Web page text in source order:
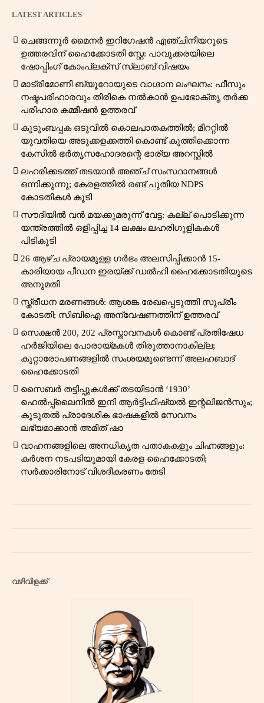
LATEST ARTICLES
ചെങ്ങന്നൂർ മൈനർ ഇറിഗേഷൻ എഞ്ചിനീയറുടെ
ഉത്തരവിന് ഹൈക്കോടതി സ്റ്റേ: പാവുക്കരയിലെ
ഷോപ്പിംഗ് കോംപ്ലക്സ് സ്ലാബ് വിഷയം
മാട്രിമോണി ബ്യൂറോയുടെ വാഗ്ദാന ലംഘനം: ഫീസും
നഷ്ടപരിഹാരവും തിരികെ നൽകാൻ ഉപഭോക്തൃ തർക്ക
പരിഹാര കമ്മീഷൻ ഉത്തരവ്
കുടുംബപ്പക ഒടുവിൽ കൊലപാതകത്തിൽ; മീററ്റിൽ
യുവതിയെ അടുക്കളക്കത്തി കൊണ്ട് കുത്തിക്കൊന്ന
കേസിൽ ഭർതൃസഹോദരന്റെ ഭാര്യ അറസ്റ്റിൽ
ലഹരിക്കടത്ത് തടയാൻ അഞ്ച് സംസ്ഥാനങ്ങൾ
ഒന്നിക്കുന്നു; കേരളത്തിൽ രണ്ട് പുതിയ NDPS
കോടതികൾ കൂടി
സൗദിയിൽ വൻ മയക്കുമരുന്ന് വേട്ട: കല്ല് പൊടിക്കുന്ന
യന്ത്രത്തിൽ ഒളിപ്പിച്ച 14 ലക്ഷം ലഹരിഗുളികകൾ
പിടികൂടി
26 ആഴ്ച പ്രായമുള്ള ഗർഭം അലസിപ്പിക്കാൻ 15-
കാരിയായ പീഡന ഇരയ്ക്ക് ഡൽഹി ഹൈക്കോടതിയുടെ
അനുമതി
സ്ത്രീധന മരണങ്ങൾ: ആശങ്ക രേഖപ്പെടുത്തി സുപ്രീം
കോടതി; സിബിഐ അന്വേഷണത്തിന് ഉത്തരവ്
സെക്ഷൻ 200, 202 പ്രസ്താവനകൾ കൊണ്ട് പ്രതിഷേധ
ഹർജിയിലെ പോരായ്മകൾ തിരുത്താനാകില്ല;
കുറ്റാരോപണങ്ങളിൽ സംശയമുണ്ടെന്ന് അലഹബാദ്
ഹൈക്കോടതി
സൈബർ തട്ടിപ്പുകൾക്ക് തടയിടാൻ ‘1930’
ഹെൽപ്പ്‌ലൈനിൽ ഇനി ആർട്ടിഫിഷ്യൽ ഇന്റലിജൻസും;
കൂടുതൽ പ്രാദേശിക ഭാഷകളിൽ സേവനം
ലഭ്യമാക്കാൻ അമിത് ഷാ
വാഹനങ്ങളിലെ അനധികൃത പതാകകളും ചിഹ്നങ്ങളും:
കർശന നടപടിയുമായി കേരള ഹൈക്കോടതി;
സർക്കാരിനോട് വിശദീകരണം തേടി
വഴിവിളക്ക്